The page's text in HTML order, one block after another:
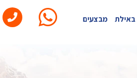
באילת מבצעים